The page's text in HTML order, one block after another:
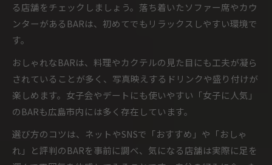
る店舗をチェックしましょう。落ち着いたソファー席やカウ
ンターがあるBARは、初めてでもリラックスしやすい環境で
す。
おしゃれなBARは、料理やカクテルの見た目にも工夫が凝ら
されていることが多く、写真映えするドリンクや盛り付けが
楽しめます。女子会やデートにも使いやすい「女子に人気」
のBARも広島市内には多く存在しています。
選び方のコツは、ネットやSNSで「おすすめ」や「おしゃ
れ」と評判のBARを事前に調べ、気になる店舗は実際に足を